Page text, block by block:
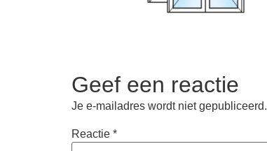
Geef een reactie
Je e-mailadres wordt niet gepubliceerd.
Reactie *